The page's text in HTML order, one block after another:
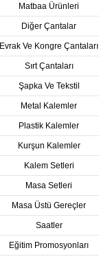
Matbaa Ürünleri
Diğer Çantalar
Evrak Ve Kongre Çantaları
Sırt Çantaları
Şapka Ve Tekstil
Metal Kalemler
Plastik Kalemler
Kurşun Kalemler
Kalem Setleri
Masa Setleri
Masa Üstü Gereçler
Saatler
Eğitim Promosyonları